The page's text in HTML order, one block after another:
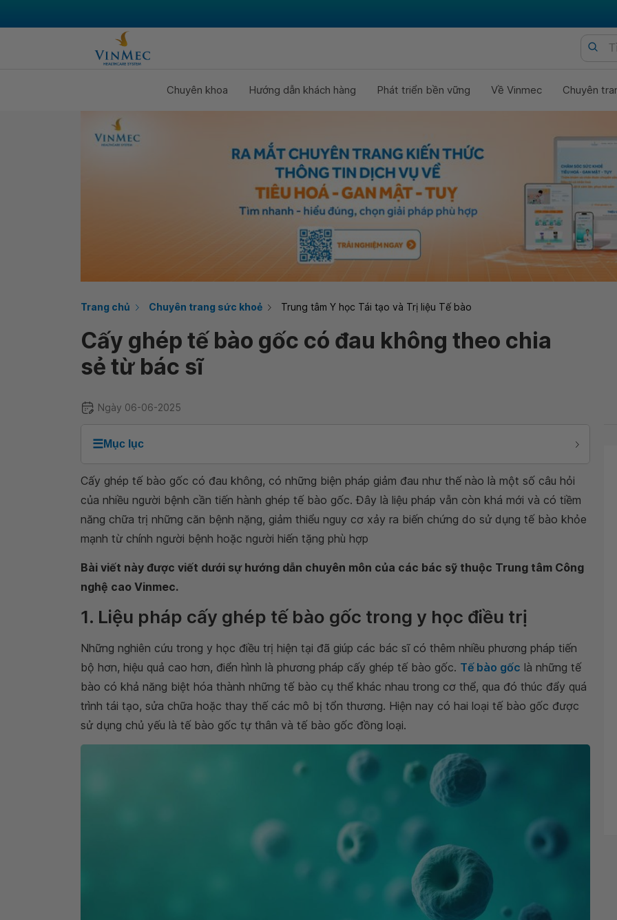
Chuyên khoa Hướng dẫn khách hàng Phát triển bền vững Về Vinmec Chuyên
Trang chủ Chuyên trang sức khoẻ Trung tâm Y học Tái tạo và Trị liệu Tế bào
Cấy ghép tế bào gốc có đau không theo chia
sẻ từ bác sĩ
Ngày 06-06-2025
☰Mục lục
Cấy ghép tế bào gốc có đau không, có những biện pháp giảm đau như thế nào là một số câu hỏi
của nhiều người bệnh cần tiến hành ghép tế bào gốc. Đây là liệu pháp vẫn còn khá mới và có tiềm
năng chữa trị những căn bệnh nặng, giảm thiểu nguy cơ xảy ra biến chứng do sử dụng tế bào khỏe
mạnh từ chính người bệnh hoặc người hiến tặng phù hợp
Bài viết này được viết dưới sự hướng dẫn chuyên môn của các bác sỹ thuộc Trung tâm Công
nghệ cao Vinmec.
1. Liệu pháp cấy ghép tế bào gốc trong y học điều trị
Những nghiên cứu trong y học điều trị hiện tại đã giúp các bác sĩ có thêm nhiều phương pháp tiến
bộ hơn, hiệu quả cao hơn, điển hình là phương pháp cấy ghép tế bào gốc. Tế bào gốc là những tế
bào có khả năng biệt hóa thành những tế bào cụ thể khác nhau trong cơ thể, qua đó thúc đẩy quá
trình tái tạo, sửa chữa hoặc thay thế các mô bị tổn thương. Hiện nay có hai loại tế bào gốc được
sử dụng chủ yếu là tế bào gốc tự thân và tế bào gốc đồng loại.